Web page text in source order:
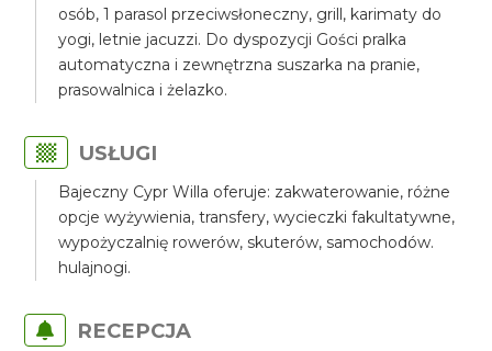
osób, 1 parasol przeciwsłoneczny, grill, karimaty do
yogi, letnie jacuzzi. Do dyspozycji Gości pralka
automatyczna i zewnętrzna suszarka na pranie,
prasowalnica i żelazko.
USŁUGI
Bajeczny Cypr Willa oferuje: zakwaterowanie, różne
opcje wyżywienia, transfery, wycieczki fakultatywne,
wypożyczalnię rowerów, skuterów, samochodów.
hulajnogi.
RECEPCJA